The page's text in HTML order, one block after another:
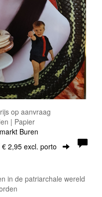
op aanvraag
| Papier
Buren
€ 2,95 excl. porto
in de patriarchale wereld